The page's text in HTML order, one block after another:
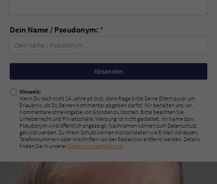
Dein Name / Pseudonym: *
Nicht
ausfüllen!
Hinweis:
Wenn Du noch nicht 14 Jahre alt bist, dann frage bitte Deine Eltern zuvor um
Erlaubnis, ob Du Deinen Kommentar abgeben darfst. Wir behalten uns vor,
Kommentare ohne Angabe von Gründen zu löschen. Bitte beachten Sie
Urheberrecht und Privatsphäre; Werbung ist nicht gestattet. Ihr Name bzw.
Pseudonym wird öffentlich angezeigt; Nachnamen können zum Datenschutz
gekürzt werden. Zu Ihrem Schutz können Kontaktdaten wie E-Mail-Adressen,
Telefonnummern oder Anschriften von der Redaktion entfernt werden. Details
finden Sie in unserer Datenschutzerklärung.